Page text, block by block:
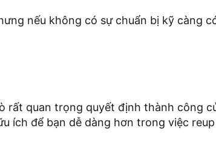
nếu không có sự chuẩn bị kỹ càng
rất quan trọng quyết định thành công
ích để bạn dễ dàng hơn trong việc